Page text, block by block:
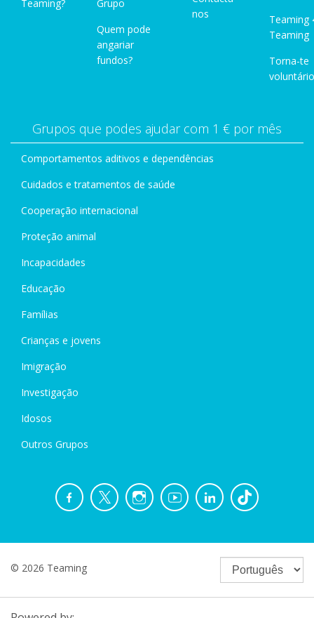
Teaming?
Grupo
Quem pode
angariar
fundos?
nos
Teaming
Teaming
Torna-te
Grupos que podes ajudar com 1 € por mês
Comportamentos aditivos e dependências
Cuidados e tratamentos de saúde
Cooperação internacional
Proteção animal
Incapacidades
Educação
Famílias
Crianças e jovens
Imigração
Investigação
Idosos
Outros Grupos
© 2026 Teaming